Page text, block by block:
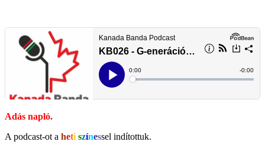
Adás napló.
A podcast-ot a heti színessel indítottuk.